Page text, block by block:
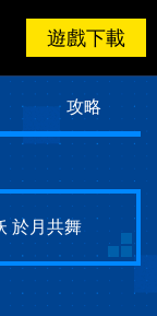
遊戲下載
攻略
於月共舞